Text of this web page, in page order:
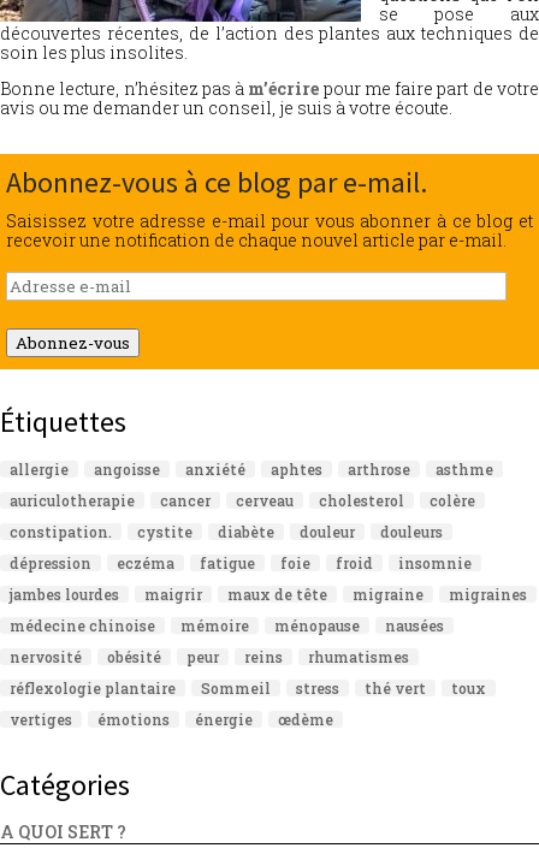
se pose aux
découvertes récentes, de l’action des plantes aux techniques de
soin les plus insolites.
Bonne lecture, n’hésitez pas à m’écrire pour me faire part de votre
avis ou me demander un conseil, je suis à votre écoute.
Abonnez-vous à ce blog par e-mail.
Saisissez votre adresse e-mail pour vous abonner à ce blog et
recevoir une notification de chaque nouvel article par e-mail.
Adresse
e-
mail
Abonnez-vous
Étiquettes
allergie angoisse anxiété aphtes arthrose
asthme
auriculotherapie
cancer cerveau cholesterol
colère
constipation.
cystite diabète douleur
douleurs
dépression
eczéma fatigue foie froid
insomnie
jambes lourdes
maigrir maux de tête migraine
migraines
médecine chinoise
mémoire ménopause
nausées
nervosité
obésité peur reins
rhumatismes
réflexologie plantaire
Sommeil stress thé vert
toux
vertiges
émotions énergie œdème
Catégories
A QUOI SERT ?